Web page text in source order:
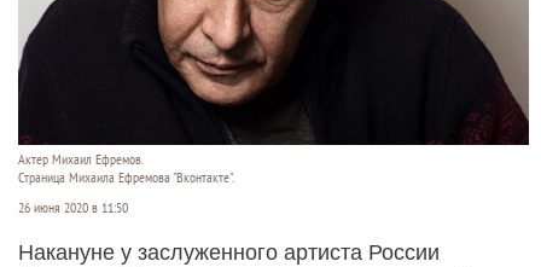
Актер Михаил Ефремов.
Страница Михаила Ефремова "Вконтакте".
26 июня 2020 в 11:50
Накануне у заслуженного артиста России